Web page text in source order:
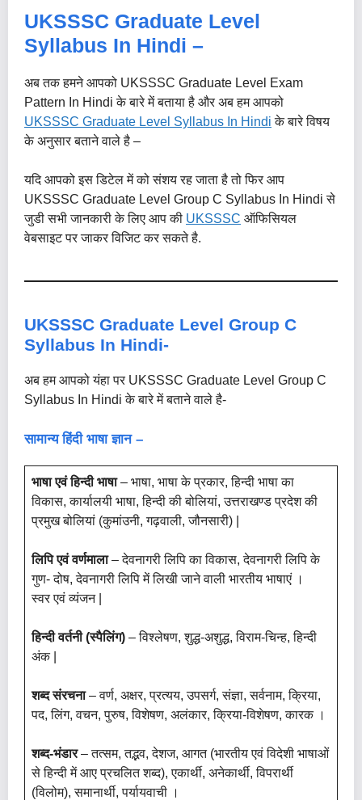
UKSSSC Graduate Level
Syllabus In Hindi –
अब तक हमने आपको UKSSSC Graduate Level Exam
Pattern In Hindi के बारे में बताया है और अब हम आपको
UKSSSC Graduate Level Syllabus In Hindi के बारे विषय
के अनुसार बताने वाले है –
यदि आपको इस डिटेल में को संशय रह जाता है तो फिर आप
UKSSSC Graduate Level Group C Syllabus In Hindi से
जुडी सभी जानकारी के लिए आप की UKSSSC ऑफिसियल
वेबसाइट पर जाकर विजिट कर सकते है.
UKSSSC Graduate Level Group C
Syllabus In Hindi-
अब हम आपको यंहा पर UKSSSC Graduate Level Group C
Syllabus In Hindi के बारे में बताने वाले है-
सामान्य हिंदी भाषा ज्ञान –
भाषा एवं हिन्दी भाषा– भाषा, भाषा के प्रकार, हिन्दी भाषा का
विकास, कार्यालयी भाषा, हिन्दी की बोलियां, उत्तराखण्ड प्रदेश की
प्रमुख बोलियां (कुमांउनी, गढ़वाली, जौनसारी) |
लिपि एवं वर्णमाला– देवनागरी लिपि का विकास, देवनागरी लिपि के
गुण- दोष, देवनागरी लिपि में लिखी जाने वाली भारतीय भाषाएं ।
स्वर एवं व्यंजन |
हिन्दी वर्तनी (स्पैलिंग) – विश्लेषण, शुद्ध-अशुद्ध, विराम-चिन्ह, हिन्दी
अंक |
शब्द संरचना– वर्ण, अक्षर, प्रत्यय, उपसर्ग, संज्ञा, सर्वनाम, क्रिया,
पद, लिंग, वचन, पुरुष, विशेषण, अलंकार, क्रिया-विशेषण, कारक ।
शब्द-भंडार– तत्सम, तद्भव, देशज, आगत (भारतीय एवं विदेशी भाषाओं
से हिन्दी में आए प्रचलित शब्द), एकार्थी, अनेकार्थी, विपरार्थी
(विलोम), समानार्थी, पर्यायवाची ।